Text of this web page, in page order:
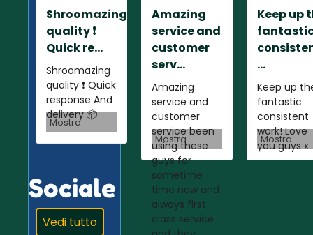
Shroomazing
quality ❗️
Quick re...
Shroomazing
quality ❗️ Quick
response And
delivery 📦
Mostra
Amazing
service and
customer
serv...
Amazing
service and
customer
service been
using these
guys for
sometime
time now and
always first
class service
Mostra
Keep up
...
Keep up
fantastic
consistent
work! Love
you guys x
Mostra
Sociale
Vedi tutto